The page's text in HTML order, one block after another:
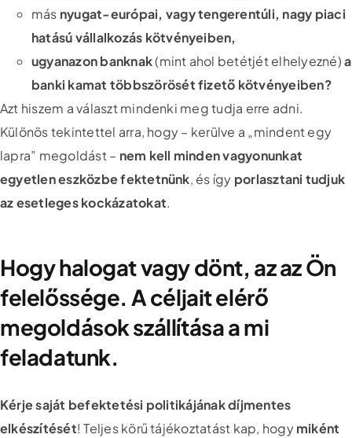
más nyugat-európai, vagy tengerentúli, nagy piaci
hatású vállalkozás kötvényeiben,
ugyanazon banknak(mint ahol betétjét elhelyezné)a
banki kamat többszörösét fizető kötvényeiben?
Azt hiszem a választ mindenki meg tudja erre adni.
Különös tekintettel arra, hogy – kerülve a „mindent egy
lapra” megoldást – nem kell minden vagyonunkat
egyetlen eszközbe fektetnünk, és így porlasztani tudjuk
az esetleges kockázatokat.
Hogy halogat vagy dönt, az az Ön
felelőssége. A céljait elérő
megoldások szállítása a mi
feladatunk.
Kérje saját befektetési politikájának díjmentes
elkészítését! Teljes körű tájékoztatást kap, hogymiként